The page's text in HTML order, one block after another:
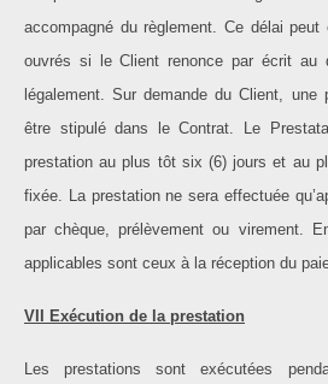
accompagné du règlement. Ce délai
ouvrés si le Client renonce par écrit au
légalement. Sur demande du Client,
être stipulé dans le Contrat. Le
prestation au plus tôt six (6) jours et au
fixée. La prestation ne sera effectuée
par chèque, prélèvement ou virement.
applicables sont ceux à la réception du
VII Exécution de la prestation
Les prestations sont exécutées